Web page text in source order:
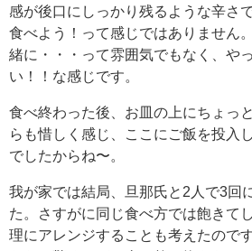
感が後口にしっかり残るような辛さ
食べよう！って感じではありません
緒に・・・って雰囲気でもなく、や
い！！な感じです。
食べ終わった後、お皿の上にちょっ
らも惜しく感じ、ここにご飯を投入
でしたからね〜。
我が家では結局、旦那氏と2人で3回
た。さすがに同じ食べ方では飽きて
理にアレンジすることも考えたので